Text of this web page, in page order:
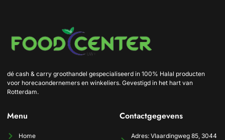
dé cash & carry groothandel gespecialiseerd in 100% Halal producten
voor horecaondernemers en winkeliers. Gevestigd in het hart van
Rotterdam.
Menu
Home
Contactgegevens
Adres: Vlaardingweg 85, 3044